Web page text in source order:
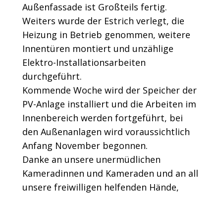
Außenfassade ist Großteils fertig.
Weiters wurde der Estrich verlegt, die
Heizung in Betrieb genommen, weitere
Innentüren montiert und unzählige
Elektro-Installationsarbeiten
durchgeführt.
Kommende Woche wird der Speicher der
PV-Anlage installiert und die Arbeiten im
Innenbereich werden fortgeführt, bei
den Außenanlagen wird voraussichtlich
Anfang November begonnen.
Danke an unsere unermüdlichen
Kameradinnen und Kameraden und an all
unsere freiwilligen helfenden Hände,